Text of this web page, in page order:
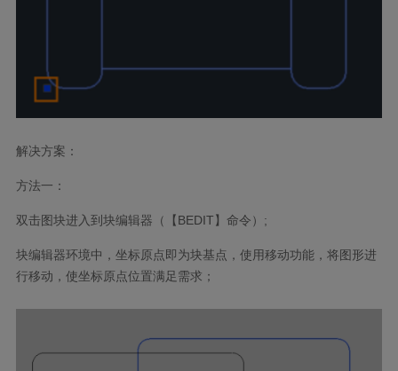
解决方案：
方法一：
双击图块进入到块编辑器（【BEDIT】命令）;
块编辑器环境中，坐标原点即为块基点，使用移动功能，将图形进
行移动，使坐标原点位置满足需求；